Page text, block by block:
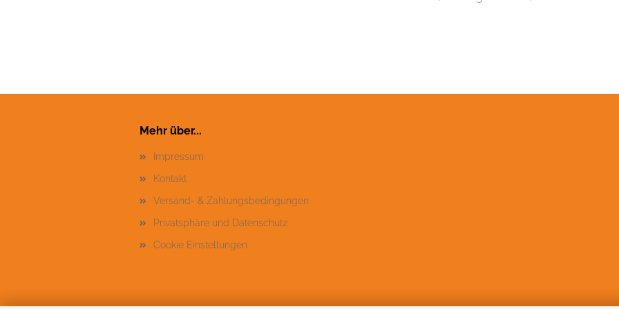
Mehr über...
Impressum
Kontakt
Versand- & Zahlungsbedingungen
Privatsphäre und Datenschutz
Cookie Einstellungen